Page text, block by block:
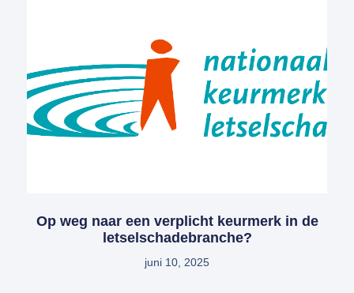
Op weg naar een verplicht keurmerk in de
letselschadebranche?
juni 10, 2025